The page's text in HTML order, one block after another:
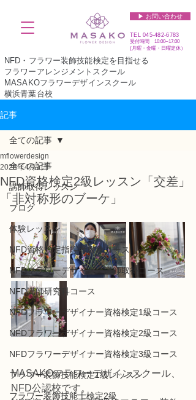
▶︎ お問い合わせ
TEL045-482-6783
受付時間 10:00~17:00​​​
(​月曜・金曜・日曜定休）
NFD・フラワー装飾技能検定を目指せる
フラワーアレンジメントスクール
MASAKOフラワーデザインスクール
横浜青葉台校
記事
全ての記事
講師取得レッスン
ブログ
体験レッスン
NFD資格検定指導者対象コース
NFDフラワーデザイナー講師取得コース
NFD講師研究科コース
NFDフラワーデザイナー資格検定1級コース
NFDフラワーデザイナー資格検定2級コース
NFDフラワーデザイナー資格検定3級コース
フラワー装飾技能検定1級レッスン
フラワー装飾技能士検定2級
全ての記事
NFD資格検定2級レッスン「交差」
「非対称形のブーケ」
mflowerdesign
2025年4月1日
MASAKOフラワーデザインスクール、
NFD公認校です。